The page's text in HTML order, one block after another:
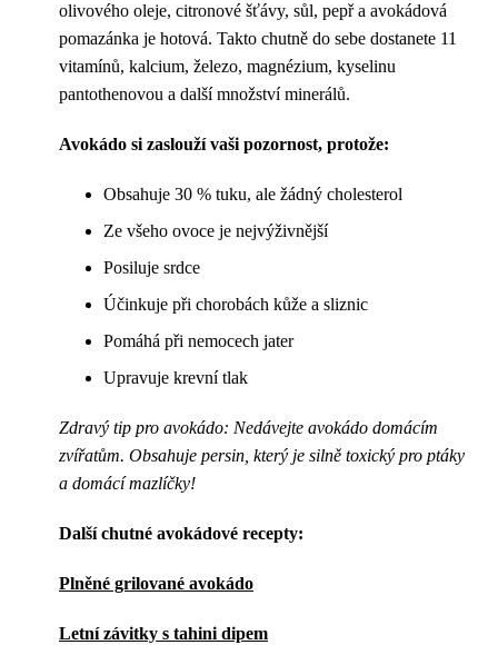
olivového oleje, citronové šťávy, sůl, pepř a avokádová
pomazánka je hotová. Takto chutně do sebe dostanete 11
vitamínů, kalcium, železo, magnézium, kyselinu
pantothenovou a další množství minerálů.
Avokádo si zaslouží vaši pozornost, protože:
Obsahuje 30 % tuku, ale žádný cholesterol
Ze všeho ovoce je nejvýživnější
Posiluje srdce
Účinkuje při chorobách kůže a sliznic
Pomáhá při nemocech jater
Upravuje krevní tlak
Zdravý tip pro avokádo: Nedávejte avokádo domácím
zvířatům. Obsahuje persin, který je silně toxický pro ptáky
a domácí mazlíčky!
Další chutné avokádové recepty:
Plněné grilované avokádo
Letní závitky s tahini dipem